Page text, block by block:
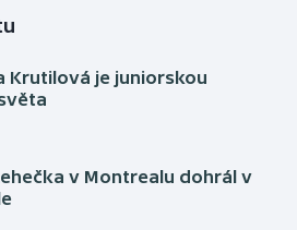
Krutilová je juniorskou
v Montrealu dohrál v